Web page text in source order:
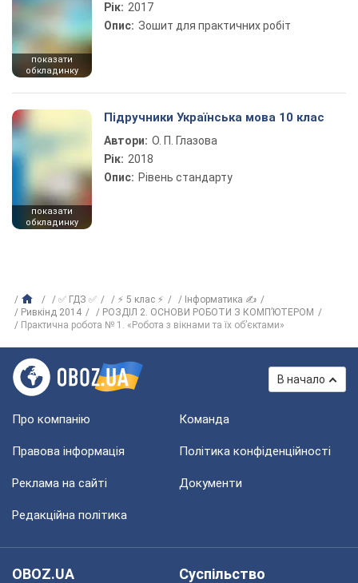
показати
обкладинку
Рік: 2017
Опис: Зошит для практичних робіт
показати
обкладинку
Підручники Українська мова 10 клас
Автори: О. П. Глазова
Рік: 2018
Опис: Рівень стандарту
✅ ГДЗ ✅ ⚡ 5 клас ⚡
Інформатика ✍
Ривкінд 2014
РОЗДІЛ 2. ОСНОВИ РОБОТИ З КОМП’ЮТЕРОМ
Практична робота № 1. «Робота з вікнами та їх об’єктами»
В начало
Про компанію Команда
Правова інформація Політика конфіденційності
Реклама на сайті Документи
Редакційна політика
OBOZ.UA
Суспільство